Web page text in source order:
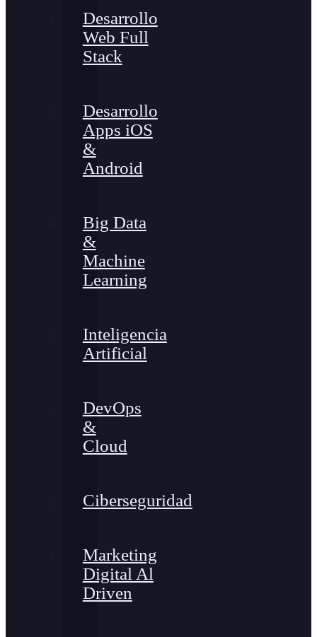
Desarrollo
Web Full
Stack
Desarrollo
Apps iOS
&
Android
Big Data
&
Machine
Learning
Inteligencia
Artificial
DevOps
&
Cloud
Ciberseguridad
Marketing
Digital Al
Driven